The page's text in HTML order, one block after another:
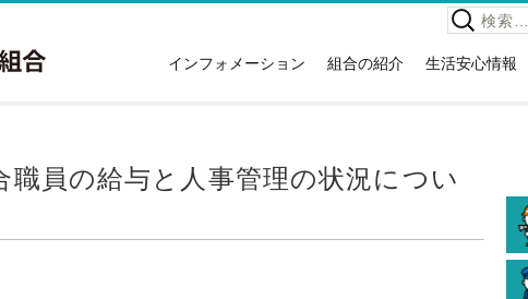
インフォメーション
講習会情報
組合の紹介
所有車両・特殊装備隊紹介
生活安心情報
危険物取扱免
関するお知ら
NET119緊急
検
索:
職員の給与と人事管理の状況につい